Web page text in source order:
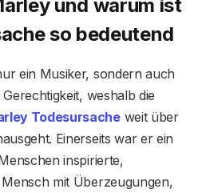
und warum ist
so bedeutend
ein Musiker, sondern auch
weshalb die
Todesursacheweit über
Einerseits war er ein
inspirierte,
mit Überzeugungen,